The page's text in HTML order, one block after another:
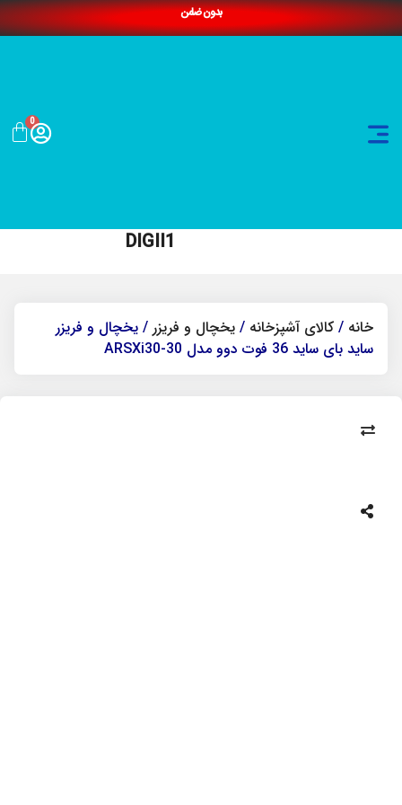
بدون ضامن
0
DIGII1
خانه / کالای آشپزخانه / یخچال و فریزر / یخچال و فریزر
ساید بای ساید 36 فوت دوو مدل ARSXi30-30